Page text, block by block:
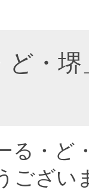
ど・
る・ど
ござい